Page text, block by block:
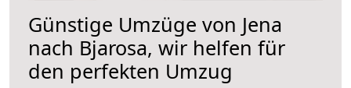
Günstige Umzüge von Jena
nach Bjarosa, wir helfen für
den perfekten Umzug